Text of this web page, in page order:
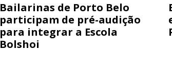
Bailarinas de Porto Belo
participam de pré-audição
para integrar a Escola
Bolshoi